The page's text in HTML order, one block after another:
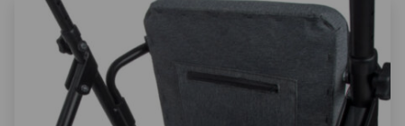
Este
producto
tiene
múltiples
variantes.